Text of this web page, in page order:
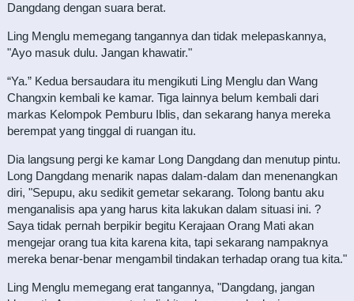
Dangdang dengan suara berat.
Ling Menglu memegang tangannya dan tidak melepaskannya,
"Ayo masuk dulu. Jangan khawatir."
“Ya.” Kedua bersaudara itu mengikuti Ling Menglu dan Wang
Changxin kembali ke kamar. Tiga lainnya belum kembali dari
markas Kelompok Pemburu Iblis, dan sekarang hanya mereka
berempat yang tinggal di ruangan itu.
Dia langsung pergi ke kamar Long Dangdang dan menutup pintu.
Long Dangdang menarik napas dalam-dalam dan menenangkan
diri, "Sepupu, aku sedikit gemetar sekarang. Tolong bantu aku
menganalisis apa yang harus kita lakukan dalam situasi ini. ?
Saya tidak pernah berpikir begitu Kerajaan Orang Mati akan
mengejar orang tua kita karena kita, tapi sekarang nampaknya
mereka benar-benar mengambil tindakan terhadap orang tua kita."
Ling Menglu memegang erat tangannya, "Dangdang, jangan